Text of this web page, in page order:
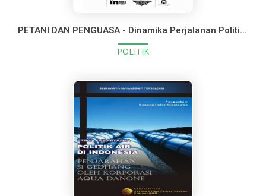
PETANI DAN PENGUASA - Dinamika Perjalanan Politik Agraria di Indonesia
POLITIK